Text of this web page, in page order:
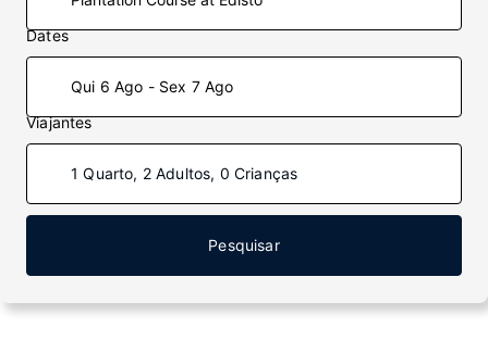
Dates
Qui 6 Ago - Sex 7 Ago
Viajantes
1 Quarto, 2 Adultos, 0 Crianças
Pesquisar